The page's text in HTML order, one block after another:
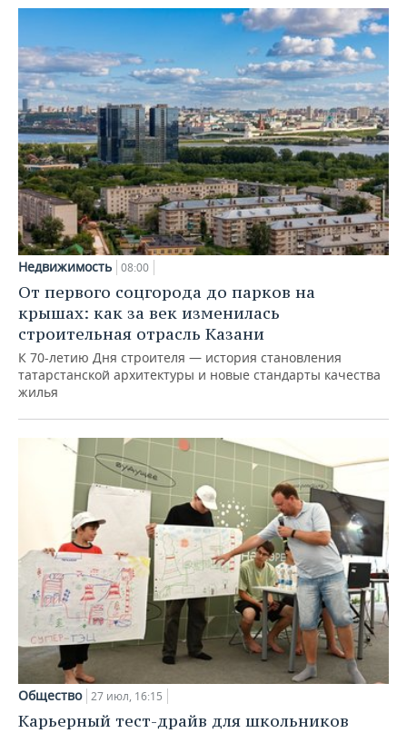
Недвижимость 08:00
От первого соцгорода до парков на
крышах: как за век изменилась
строительная отрасль Казани
К 70-летию Дня строителя — история становления
татарстанской архитектуры и новые стандарты качества
жилья
Общество 27 июл, 16:15
Карьерный тест-драйв для школьников